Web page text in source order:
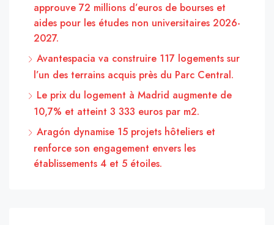
approuve 72 millions d’euros de bourses et
aides pour les études non universitaires 2026-
2027.
Avantespacia va construire 117 logements sur
l’un des terrains acquis près du Parc Central.
Le prix du logement à Madrid augmente de
10,7% et atteint 3 333 euros par m2.
Aragón dynamise 15 projets hôteliers et
renforce son engagement envers les
établissements 4 et 5 étoiles.